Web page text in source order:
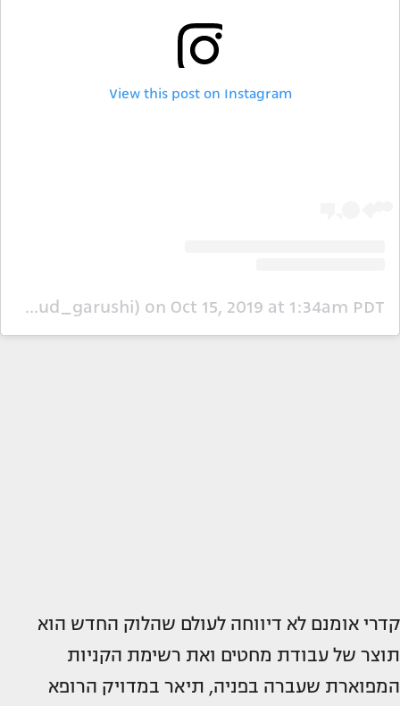
View this post on Instagram
A post shared by Dr. Algarushi Mahmoud (@dr_mahmoud_garushi) on Oct 15, 2019 at 1:34am PDT
קדרי אומנם לא דיווחה לעולם שהלוק החדש הוא
תוצר של עבודת מחטים ואת רשימת הקניות
המפוארת שעברה בפניה, תיאר במדויק הרופא